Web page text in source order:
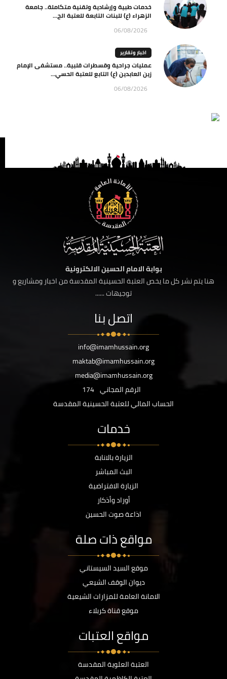
خدمات طبية وإرشادية وتقنية متكاملة.. جامعة
الزهراء (ع) للبنات التابعة للعتبة الح...
06/08/2026
اخبار وتقارير
عمليات جراحية وقسطرات قلبية.. مستشفى الإمام
زين العابدين (ع) التابع للعتبة الحسي...
06/08/2026
بوابة الامام الحسين الالكترونية
هنا يتم نشر كل ما يخص العتبة الحسينية المقدسة من اخبار ومشاريع و
توجيهات ......
اتصل بنا
info@imamhussain.org
maktab@imamhussain.org
media@imamhussain.org
الرقم المجاني 174
الحساب المالي للعتبة الحسينية المقدسة
خدمات
الزيارة بالانابة
البث المباشر
الزيارة الافتراضية
أوراد وأذكار
اذاعة صوت الحسين
مواقع ذات صلة
موقع السيد السيستاني
ديوان الوقف الشيعي
الامانة العامة للمزارات الشيعية
موقع قناة كربلاء
مواقع العتبات
العتبة العلوية المقدسة